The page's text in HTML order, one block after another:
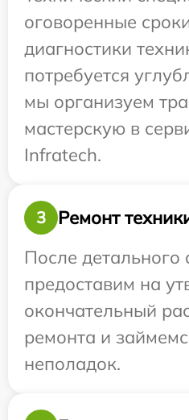
оговоренные
диагностики
потребуется
мы организуем
мастерскую в
Infratech.
3
Ремонт
После
предоставим на
окончательный
ремонта и
неполадок.